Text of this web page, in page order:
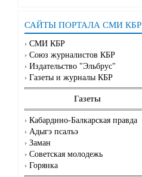
САЙТЫ ПОРТАЛА СМИ КБР
СМИ КБР
Союз журналистов КБР
Издательство "Эльбрус"
Газеты и журналы КБР
Газеты
Кабардино-Балкарская правда
Адыгэ псалъэ
Заман
Советская молодежь
Горянка